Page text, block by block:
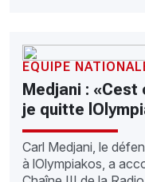
EQUIPE
Medjani :
je quitte
Carl Medjani, le
à lOlympiakos, a